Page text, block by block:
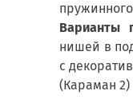
Варианты
нишей в
с
(Караман 2)